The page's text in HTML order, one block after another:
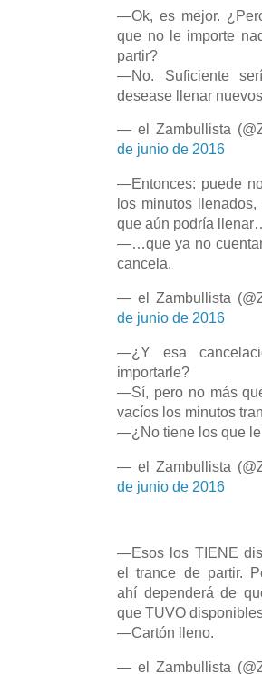
—Ok, es mejor.
que no le importe
partir?
—No. Suficiente
desease llenar
— el Zambullista
de junio de 2016
—Entonces: puede
los minutos
que aún podría
—…que ya no
cancela.
— el Zambullista
de junio de 2016
—¿Y esa
importarle?
—Sí, pero no más
vacíos los minutos
—¿No tiene los que
— el Zambullista
de junio de 2016
—Esos los TIENE
el trance de partir.
ahí dependerá de
que TUVO
—Cartón lleno.
— el Zambullista